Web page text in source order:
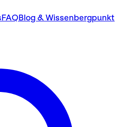
FAQBlog & Wissenbergpunkt